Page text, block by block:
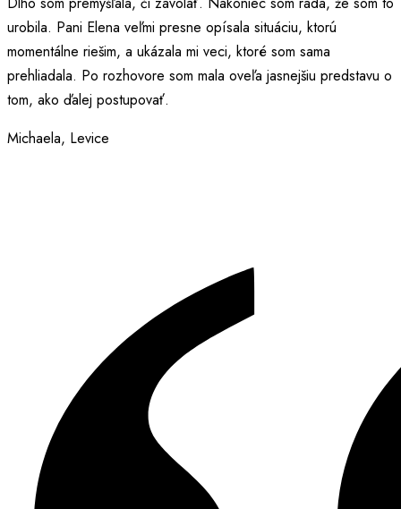
urobila. Pani Elena veľmi presne opísala situáciu, ktorú
momentálne riešim, a ukázala mi veci, ktoré som sama
prehliadala. Po rozhovore som mala oveľa jasnejšiu predstavu o
tom, ako ďalej postupovať.
Michaela, Levice